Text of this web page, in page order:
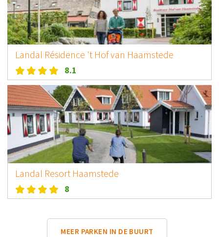
Landal Résidence 't Hof van Haamstede
8.1
Landal Resort Haamstede
8
MEER PARKEN IN DE BUURT